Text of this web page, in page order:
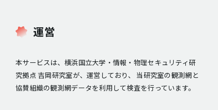
運営
本サービスは、横浜国立大学・情報・物理セキュリティ研
究拠点 吉岡研究室が、運営しており、 当研究室の観測網と
協賛組織の観測網データを利用して検査を行っています。